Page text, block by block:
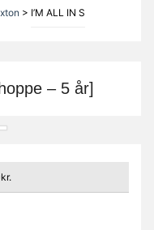
> I’M ALL IN S
– 5 år]